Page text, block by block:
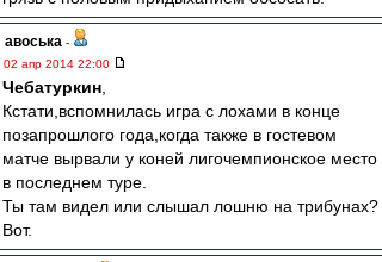
авоська -
02 апр 2014 22:00
Чебатуркин
Кстати,вспомнилась игра с лохами в конце
позапрошлого года,когда также в гостевом
матче вырвали у коней лигочемпионское место
в последнем туре.
Ты там видел или слышал лошню на трибунах?
Вот.